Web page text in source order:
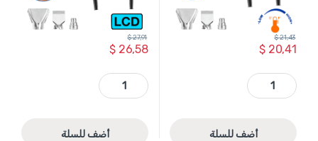
$20,41
$21,43
WHG1520 - كور هواء ساخن 2000 واط مع قرص خلفي للتحكم بالحرارة (50-550) + اكسسوارات WADFOW quantity
أضف للسلة
$26,58
$27,91
WHG1530 - كور هواء ساخن 2000 واط ديجتال 3 سرعات مجال الحرارة (50-600) مع اكسسوارات WADFOW quantity
أضف للسلة